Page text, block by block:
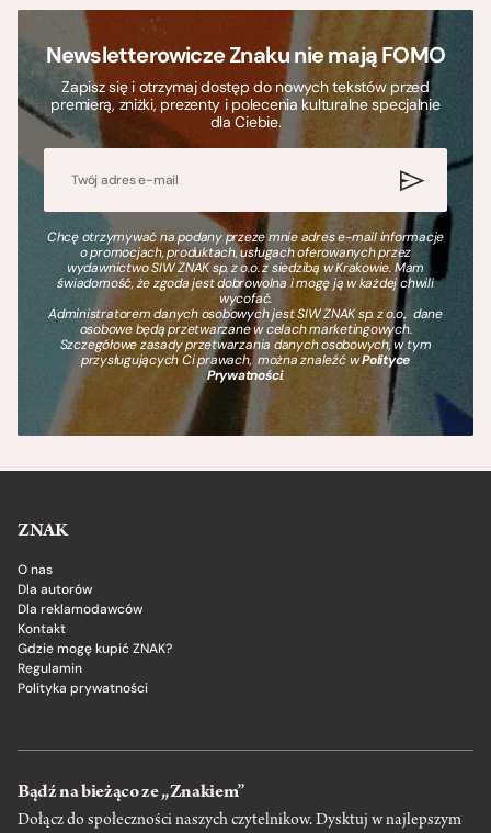
Newsletterowicze Znaku nie mają FOMO
Zapisz się i otrzymaj dostęp do nowych tekstów przed
premierą, zniżki, prezenty i polecenia kulturalne specjalnie
dla Ciebie.
Chcę otrzymywać na podany przeze mnie adres e-mail informacje
o promocjach, produktach, usługach oferowanych przez
wydawnictwo SIW ZNAK sp. z o.o. z siedzibą w Krakowie. Mam
świadomość, że zgoda jest dobrowolna i mogę ją w każdej chwili
wycofać.
Administratorem danych osobowych jest SIW ZNAK sp. z o.o., dane
osobowe będą przetwarzane w celach marketingowych.
Szczegółowe zasady przetwarzania danych osobowych, w tym
przysługujących Ci prawach, można znaleźć wPolityce
Prywatności.
ZNAK
O nas
Dla autorów
Dla reklamodawców
Kontakt
Gdzie mogę kupić ZNAK?
Regulamin
Polityka prywatności
Bądź na bieżąco ze „Znakiem”
Dołącz do społeczności naszych czytelnikow. Dysktuj w najlepszym